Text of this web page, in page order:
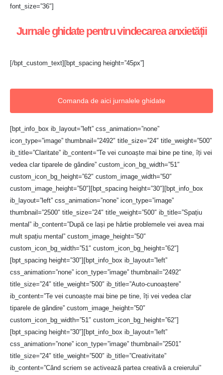
font_size=”36″]
Jurnale ghidate pentru vindecarea anxietății
[/bpt_custom_text][bpt_spacing height=”45px”]
Comanda de aici jurnalele ghidate
[bpt_info_box ib_layout=”left” css_animation=”none”
icon_type=”image” thumbnail=”2492″ title_size=”24″ title_weight=”500″
ib_title=”Claritate” ib_content=”Te vei cunoaște mai bine pe tine, îți vei
vedea clar tiparele de gândire” custom_icon_bg_width=”51″
custom_icon_bg_height=”62″ custom_image_width=”50″
custom_image_height=”50″][bpt_spacing height=”30″][bpt_info_box
ib_layout=”left” css_animation=”none” icon_type=”image”
thumbnail=”2500″ title_size=”24″ title_weight=”500″ ib_title=”Spațiu
mental” ib_content=”După ce lași pe hârtie problemele vei avea mai
mult spațiu mental” custom_image_height=”50″
custom_icon_bg_width=”51″ custom_icon_bg_height=”62″]
[bpt_spacing height=”30″][bpt_info_box ib_layout=”left”
css_animation=”none” icon_type=”image” thumbnail=”2492″
title_size=”24″ title_weight=”500″ ib_title=”Auto-cunoaștere”
ib_content=”Te vei cunoaște mai bine pe tine, îți vei vedea clar
tiparele de gândire” custom_image_height=”50″
custom_icon_bg_width=”51″ custom_icon_bg_height=”62″]
[bpt_spacing height=”30″][bpt_info_box ib_layout=”left”
css_animation=”none” icon_type=”image” thumbnail=”2501″
title_size=”24″ title_weight=”500″ ib_title=”Creativitate”
ib_content=”Când scriem se activează partea creativă a creierului”